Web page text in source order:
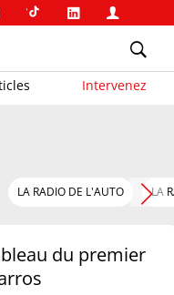
Intervenez
LA RADIO DE L'AUTO LA
du premier